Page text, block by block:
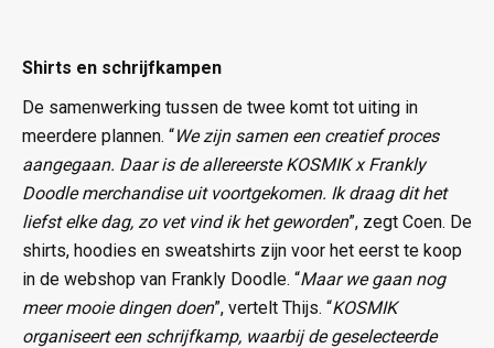
Shirts en schrijfkampen
De samenwerking tussen de twee komt tot uiting in
meerdere plannen. “We zijn samen een creatief proces
aangegaan. Daar is de allereerste KOSMIK x Frankly
Doodle merchandise uit voortgekomen. Ik draag dit het
liefst elke dag, zo vet vind ik het geworden”, zegt Coen. De
shirts, hoodies en sweatshirts zijn voor het eerst te koop
in de webshop van Frankly Doodle. “Maar we gaan nog
meer mooie dingen doen”, vertelt Thijs. “KOSMIK
organiseert een schrijfkamp, waarbij de geselecteerde